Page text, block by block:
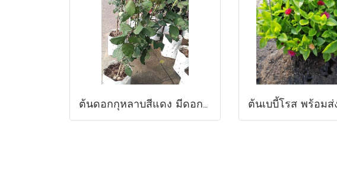
ต้นดอกกุหลาบสีแดง มีดอกแล้ว ดอกตูม พร้อมส่ง